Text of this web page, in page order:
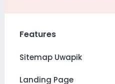
Features
Sitemap Uwapik
Landing Page